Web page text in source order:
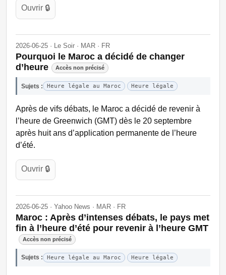
Ouvrir 🔒
2026-06-25 · Le Soir · MAR · FR
Pourquoi le Maroc a décidé de changer
d’heure
Accès non précisé
Sujets : Heure légale au Maroc Heure légale
Après de vifs débats, le Maroc a décidé de revenir à
l’heure de Greenwich (GMT) dès le 20 septembre
après huit ans d’application permanente de l’heure
d’été.
Ouvrir 🔒
2026-06-25 · Yahoo News · MAR · FR
Maroc : Après d’intenses débats, le pays met
fin à l’heure d’été pour revenir à l’heure GMT
Accès non précisé
Sujets : Heure légale au Maroc Heure légale